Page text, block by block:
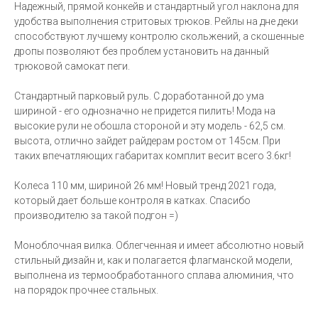
Надежный, прямой конкейв и стандартный угол наклона для
удобства выполнения стритовых трюков. Рейлы на дне деки
способствуют лучшему контролю скольжений, а скошенные
дропы позволяют без проблем установить на данный
трюковой самокат пеги.
Стандартный парковый руль. С доработанной до ума
шириной - его однозначно не придется пилить! Мода на
высокие рули не обошла стороной и эту модель - 62,5 см.
высота, отлично зайдет райдерам ростом от 145см. При
таких впечатляющих габаритах комплит весит всего 3.6кг!
Колеса 110 мм, шириной 26 мм! Новый тренд 2021 года,
который дает больше контроля в катках. Спасибо
производителю за такой подгон =)
Моноблочная вилка. Облегченная и имеет абсолютно новый
стильный дизайн и, как и полагается флагманской модели,
выполнена из термообработанного сплава алюминия, что
на порядок прочнее стальных.